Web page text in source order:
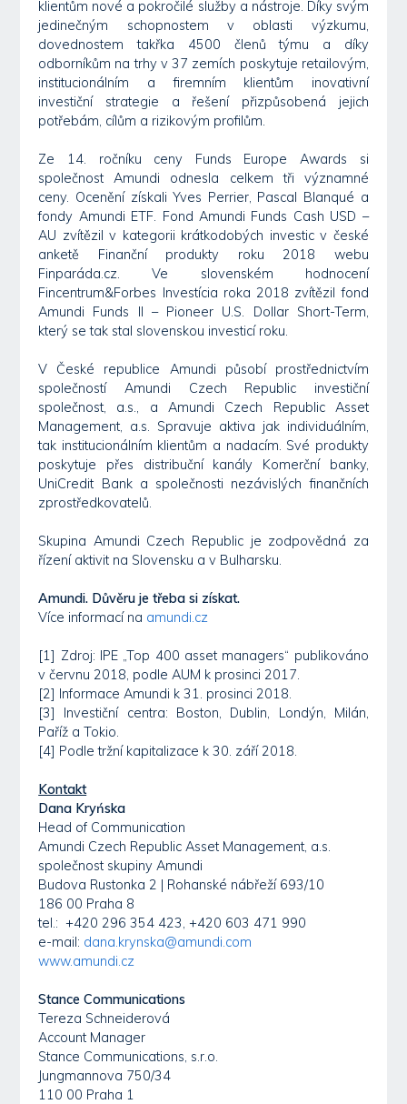
klientům nové a pokročilé služby a nástroje. Díky svým
jedinečným schopnostem v oblasti výzkumu,
dovednostem takřka 4500 členů týmu a díky
odborníkům na trhy v 37 zemích poskytuje retailovým,
institucionálním a firemním klientům inovativní
investiční strategie a řešení přizpůsobená jejich
potřebám, cílům a rizikovým profilům.
Ze 14. ročníku ceny Funds Europe Awards si
společnost Amundi odnesla celkem tři významné
ceny. Ocenění získali Yves Perrier, Pascal Blanqué a
fondy Amundi ETF. Fond Amundi Funds Cash USD –
AU zvítězil v kategorii krátkodobých investic v české
anketě Finanční produkty roku 2018 webu
Finparáda.cz. Ve slovenském hodnocení
Fincentrum&Forbes Investícia roka 2018 zvítězil fond
Amundi Funds II – Pioneer U.S. Dollar Short-Term,
který se tak stal slovenskou investicí roku.
V České republice Amundi působí prostřednictvím
společností Amundi Czech Republic investiční
společnost, a.s., a Amundi Czech Republic Asset
Management, a.s. Spravuje aktiva jak individuálním,
tak institucionálním klientům a nadacím. Své produkty
poskytuje přes distribuční kanály Komerční banky,
UniCredit Bank a společnosti nezávislých finančních
zprostředkovatelů.
Skupina Amundi Czech Republic je zodpovědná za
řízení aktivit na Slovensku a v Bulharsku.
Amundi. Důvěru je třeba si získat.
Více informací na amundi.cz
[1] Zdroj: IPE „Top 400 asset managers“ publikováno
v červnu 2018, podle AUM k prosinci 2017.
[2] Informace Amundi k 31. prosinci 2018.
[3] Investiční centra: Boston, Dublin, Londýn, Milán,
Paříž a Tokio.
[4] Podle tržní kapitalizace k 30. září 2018.
Kontakt
Dana Kryńska
Head of Communication
Amundi Czech Republic Asset Management, a.s.
společnost skupiny Amundi
Budova Rustonka 2 | Rohanské nábřeží 693/10
186 00 Praha 8
tel.: +420 296 354 423, +420 603 471 990
e-mail: dana.krynska@amundi.com
www.amundi.cz
Stance Communications
Tereza Schneiderová
Account Manager
Stance Communications, s.r.o.
Jungmannova 750/34
110 00 Praha 1